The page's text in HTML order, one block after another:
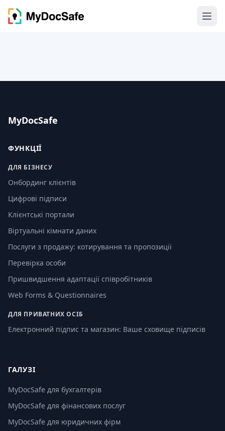
MyDocSafe
ФУНКЦІЇ
ДЛЯ БІЗНЕСУ
Онбординг клієнтів
Цифрові підписи
Клієнтські портали
Віртуальні кімнати даних
Послуги з продажу: котирування та пропозиції
Перевірка особи
Пришвидшення адаптації співробітників
Web Forms & Questionnaires
ДЛЯ ПРИВАТНИХ ОСІБ
Електронний підпис та магазин: Ваше сховище підписів
ГАЛУЗІ
MyDocSafe для бухгалтерів
MyDocSafe для фінансових послуг
MyDocSafe для юридичних фірм